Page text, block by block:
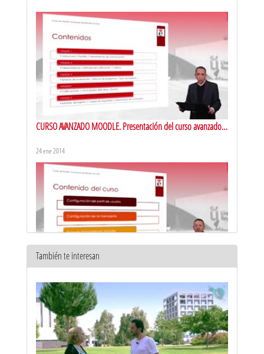
CURSO AVANZADO MOODLE. Presentación del curso avanzado
24 ene 2014
curso avanzado on-line de la plataforma Moodle
24 ene 2014
También te interesan